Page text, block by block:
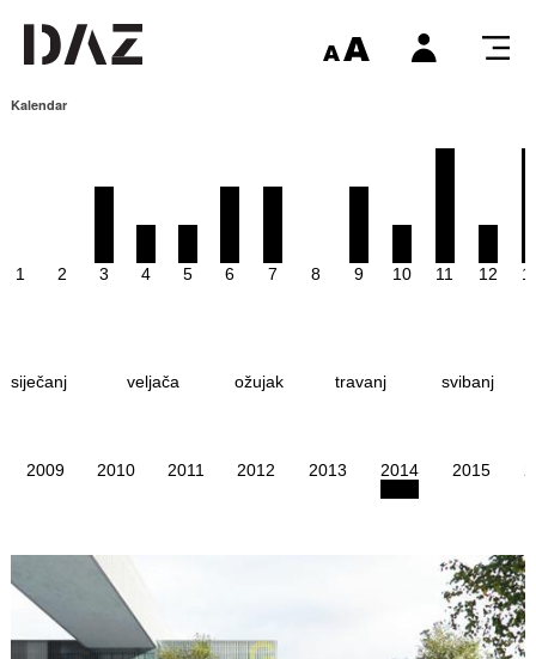
Kalendar
1 2 3 4 5 6 7 8 9 10 11 12
siječanj veljača ožujak travanj svibanj
2009 2010 2011 2012 2013 2014 2015